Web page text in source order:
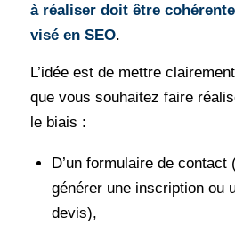
à réaliser doit être
visé en SEO.
L’idée est de mettre
que vous souhaitez faire
le biais :
D’un formulaire de
générer une inscription ou
devis),